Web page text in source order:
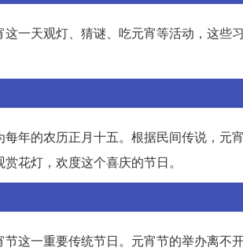
一天观灯、猜谜、吃元宵等活动，这些
年的农历正月十五。根据民间传说，元
花灯，欢度这个喜庆的节日。
这一重要传统节日。元宵节的举办离不